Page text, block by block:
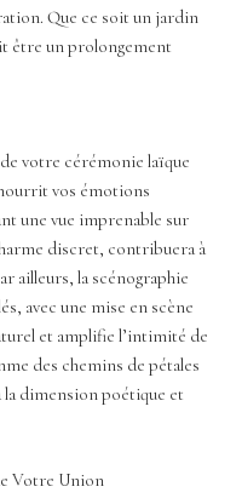
Que ce soit un jardin
être un prolongement
votre cérémonie laïque
vos émotions
une vue imprenable sur
discret, contribuera à
ailleurs, la scénographie
avec une mise en scène
et amplifie l’intimité de
des chemins de pétales
dimension poétique et
Votre Union